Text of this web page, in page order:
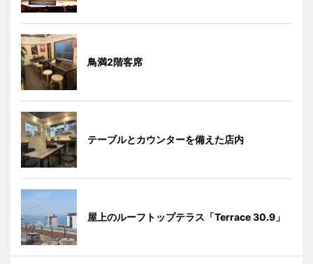
鳥満2階客席
テーブルとカウンターを備えた店内
屋上のルーフトップテラス「Terrace 30.9」